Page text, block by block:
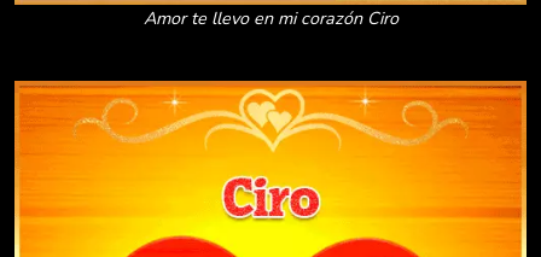
Amor te llevo en mi corazón Ciro